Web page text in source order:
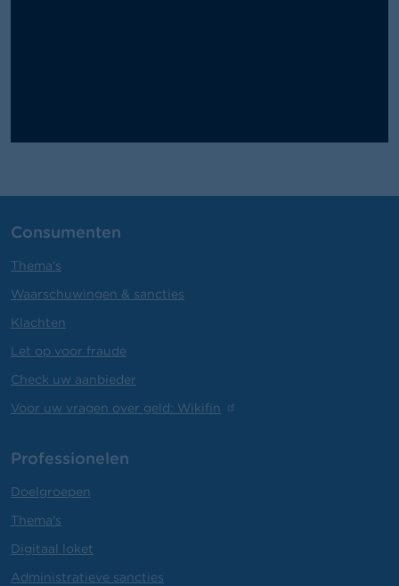
Consumenten
Thema's
Waarschuwingen & sancties
Klachten
Let op voor fraude
Check uw aanbieder
Voor uw vragen over geld: Wikifin
Professionelen
Doelgroepen
Thema's
Digitaal loket
Administratieve sancties